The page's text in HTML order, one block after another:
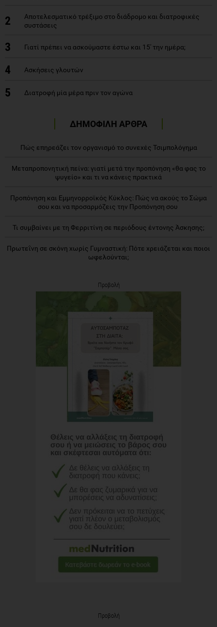
2
Αποτελεσματικό τρέξιμο στο διάδρομο και διατροφικές
συστάσεις
3 Γιατί πρέπει να ασκούμαστε έστω και 15' την ημέρα;
4 Ασκήσεις γλουτών
5 Διατροφή μία μέρα πριν τον αγώνα
ΔΗΜΟΦΙΛΗ ΑΡΘΡΑ
Πώς επηρεάζει τον οργανισμό το συνεχές Τσιμπολόγημα
Μεταπροπονητική πείνα: γιατί μετά την προπόνηση «θα φας το
ψυγείο» και τι να κάνεις πρακτικά
Προπόνηση και Εμμηνορροϊκός Κύκλος: Πώς να ακούς το Σώμα
σου και να προσαρμόζεις την Προπόνηση σου
Τι συμβαίνει με τη Φερριτίνη σε περιόδους έντονης Άσκησης;
Πρωτεΐνη σε σκόνη χωρίς Γυμναστική: Πότε χρειάζεται και ποιοι
ωφελούνται;
Προβολή
Προβολή